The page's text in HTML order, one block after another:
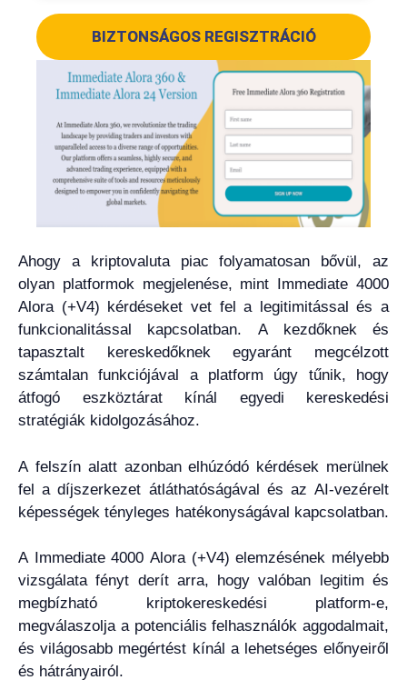
BIZTONSÁGOS REGISZTRÁCIÓ
Ahogy a kriptovaluta piac folyamatosan bővül, az
olyan platformok megjelenése, mint Immediate 4000
Alora (+V4) kérdéseket vet fel a legitimitással és a
funkcionalitással kapcsolatban. A kezdőknek és
tapasztalt kereskedőknek egyaránt megcélzott
számtalan funkciójával a platform úgy tűnik, hogy
átfogó eszköztárat kínál egyedi kereskedési
stratégiák kidolgozásához.
A felszín alatt azonban elhúzódó kérdések merülnek
fel a díjszerkezet átláthatóságával és az AI-vezérelt
képességek tényleges hatékonyságával kapcsolatban.
A Immediate 4000 Alora (+V4) elemzésének mélyebb
vizsgálata fényt derít arra, hogy valóban legitim és
megbízható kriptokereskedési platform-e,
megválaszolja a potenciális felhasználók aggodalmait,
és világosabb megértést kínál a lehetséges előnyeiről
és hátrányairól.